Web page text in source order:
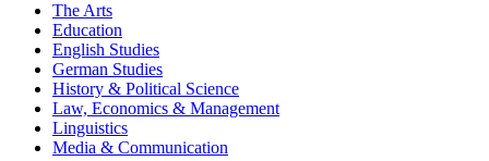
The Arts
Education
English Studies
German Studies
History & Political Science
Law, Economics & Management
Linguistics
Media & Communication